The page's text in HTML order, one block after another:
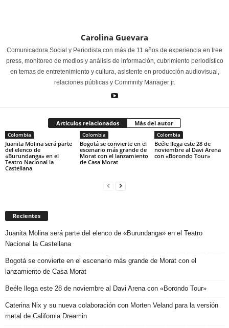
Carolina Guevara
Comunicadora Social y Periodista con más de 11 años de experiencia en free
press, monitoreo de medios y análisis de información, cubrimiento periodístico
en temas de entretenimiento y cultura, asistente en producción audiovisual,
relaciones públicas y Commnity Manager jr.
Artículos relacionados Más del autor
Colombia
Juanita Molina será parte
del elenco de
«Burundanga» en el
Teatro Nacional la
Castellana
Colombia
Bogotá se convierte en el
escenario más grande de
Morat con el lanzamiento
de Casa Morat
Colombia
Beéle llega este 28 de
noviembre al Davi Arena
con «Borondo Tour»
Recientes
Juanita Molina será parte del elenco de «Burundanga» en el Teatro
Nacional la Castellana
Bogotá se convierte en el escenario más grande de Morat con el
lanzamiento de Casa Morat
Beéle llega este 28 de noviembre al Davi Arena con «Borondo Tour»
Caterina Nix y su nueva colaboración con Morten Veland para la versión
metal de California Dreamin